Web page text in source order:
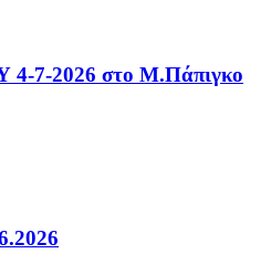
2026 στο Μ.Πάπιγκο